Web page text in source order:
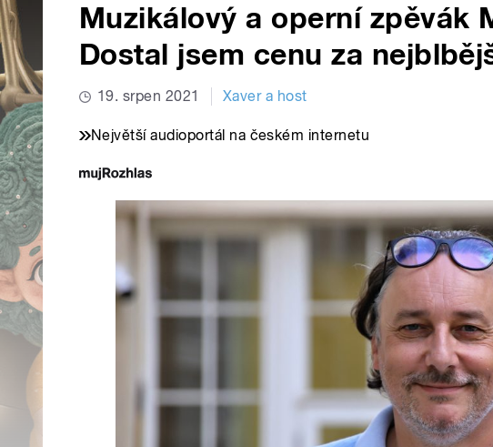
Muzikálový a operní zpěvák
Dostal jsem cenu za
19. srpen 2021 Xaver a host
Největší audioportál na českém internetu